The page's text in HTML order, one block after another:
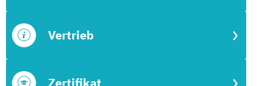
Zertifikat
Vertrieb